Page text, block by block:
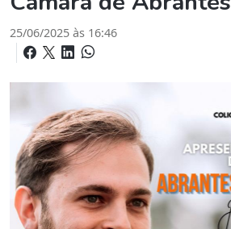
25/06/2025 às 16:46